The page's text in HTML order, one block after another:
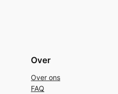
Over
Over ons
FAQ